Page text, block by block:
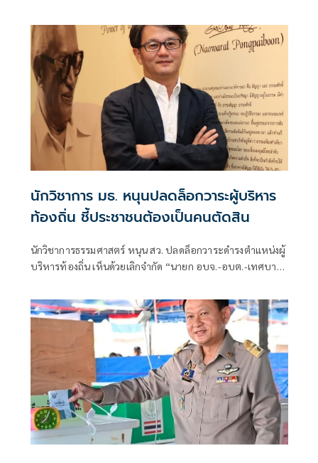
กฎหมายเลือกตั้งท้องถิ่น ก่อนหมดวาระการดำรงตำแหน่งเดิม
นักวิชาการ มธ. หนุนปลดล็อกวาระผู้บริหาร
ท้องถิ่น ชี้ประชาชนต้องเป็นคนตัดสิน
นักวิชาการธรรมศาสตร์ หนุน สว. ปลดล็อกวาระดำรงตำแหน่งผู้
บริหารท้องถิ่น เห็นด้วยเลิกจำกัด “นายก อบจ.-อบต.-เทศบาล”